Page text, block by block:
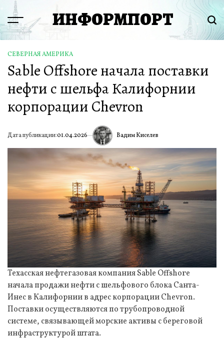
Перейти
содержимому
Menu ИНФОРМПОРТ
ОПУБЛИКОВАНО
В
СЕВЕРНАЯ АМЕРИКА
Sable Offshore начала поставки
нефти с шельфа Калифорнии
корпорации Chevron
Дата публикации:01.04.2026 ИА Вадим Киселев
Техасская нефтегазовая компания Sable Offshore
начала продажи нефти с шельфового блока Санта-
Инес в Калифорнии в адрес корпорации Chevron.
Поставки осуществляются по трубопроводной
системе, связывающей морские активы с береговой
инфраструктурой штата.